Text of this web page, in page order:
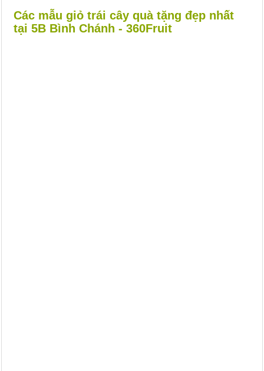
Các mẫu giỏ trái cây quà tặng đẹp nhất
tại 5B Bình Chánh - 360Fruit